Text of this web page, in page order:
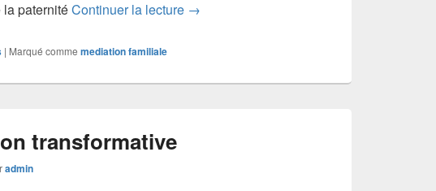
paternitéContinuer la lecture Evolution des représentations de la
→
| Marqué comme mediation familiale
transformative
admin